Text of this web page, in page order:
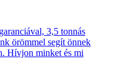
3,5 tonnás
örömmel segít önnek
Hívjon minket és mi